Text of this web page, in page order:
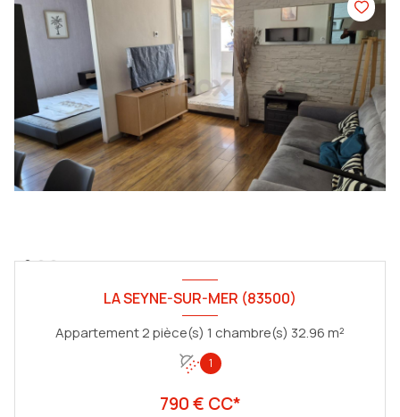
LA SEYNE-SUR-MER (83500)
Appartement 2 pièce(s) 1 chambre(s) 32.96 m²
1
790 € CC*